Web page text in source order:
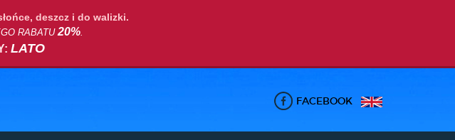
deszcz i do walizki.
RABATU20%.
LATO
FACEBOOK